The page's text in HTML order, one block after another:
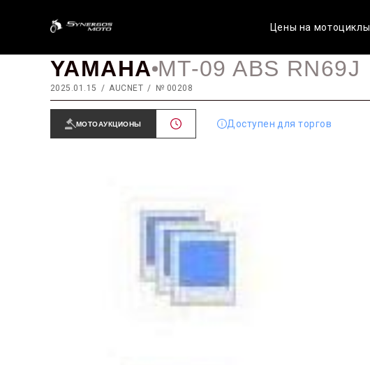
Цены на мотоциклы
YAMAHA MT-09 ABS RN69J
2025.01.15 AUCNET № 00208
МОТОАУКЦИОНЫ Доступен для торгов